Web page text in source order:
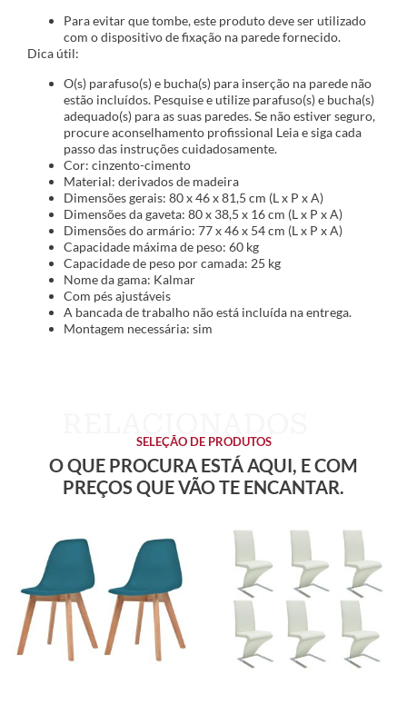
Para evitar que tombe, este produto deve ser utilizado
com o dispositivo de fixação na parede fornecido.
Dica útil:
O(s) parafuso(s) e bucha(s) para inserção na parede não
estão incluídos. Pesquise e utilize parafuso(s) e bucha(s)
adequado(s) para as suas paredes. Se não estiver seguro,
procure aconselhamento profissional Leia e siga cada
passo das instruções cuidadosamente.
Cor: cinzento-cimento
Material: derivados de madeira
Dimensões gerais: 80 x 46 x 81,5 cm (L x P x A)
Dimensões da gaveta: 80 x 38,5 x 16 cm (L x P x A)
Dimensões do armário: 77 x 46 x 54 cm (L x P x A)
Capacidade máxima de peso: 60 kg
Capacidade de peso por camada: 25 kg
Nome da gama: Kalmar
Com pés ajustáveis
A bancada de trabalho não está incluída na entrega.
Montagem necessária: sim
SELEÇÃO DE PRODUTOS
O QUE PROCURA ESTÁ AQUI, E COM
PREÇOS QUE VÃO TE ENCANTAR.